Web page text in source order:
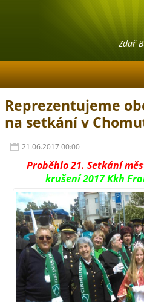
Zdař
Reprezentujeme
na setkání v
21.06.2017 00:00
Proběhlo 21. Setkání
krušení 2017 Kkh